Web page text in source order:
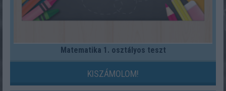
Matematika 1. osztályos teszt
KISZÁMOLOM!